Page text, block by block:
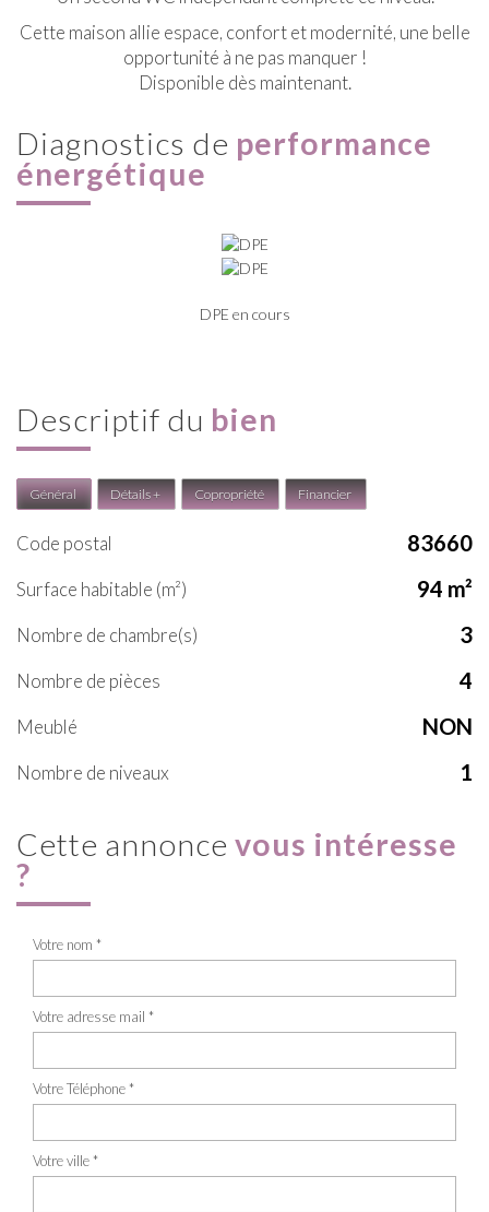
Cette maison allie espace, confort et modernité, une belle
opportunité à ne pas manquer !
Disponible dès maintenant.
diagnostics de performance
énergétique
DPE en cours
descriptif du bien
Général Détails + Copropriété Financier
Code postal 83660
Surface habitable (m²) 94 m²
Nombre de chambre(s) 3
Nombre de pièces 4
Meublé NON
Nombre de niveaux 1
cette annonce vous intéresse
?
Votre nom *
Votre adresse mail *
Votre Téléphone *
Votre ville *